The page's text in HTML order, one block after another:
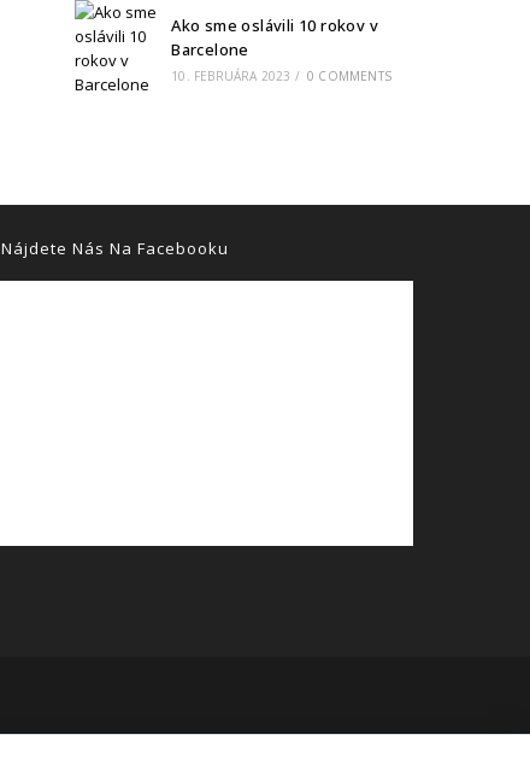
Ako sme oslávili 10 rokov v
Barcelone
10. FEBRUÁRA 2023 / 0 COMMENTS
Nájdete Nás Na Facebooku